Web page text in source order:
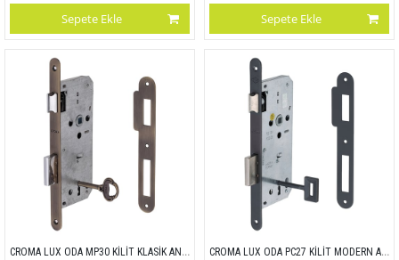
Sepete Ekle Sepete Ekle
CROMA LUX ODA MP30 KİLİT KLASİK ANAHTARLI ODA OVAL 18MM 45x90 CROMA LUX ODA PC27 KİLİT MODERN ANAHTARLI OVAL 18MM 45x90